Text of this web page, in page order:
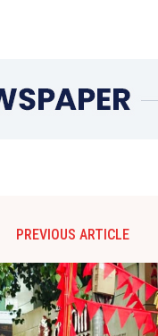
PREVIOUS ARTICLE